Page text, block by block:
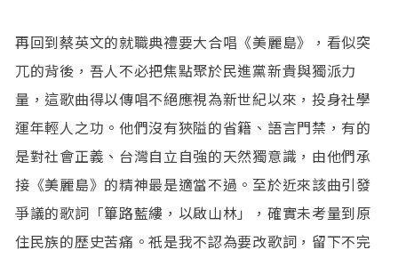
再回到蔡英文的就職典禮要大合唱《美麗島》，看似突
兀的背後，吾人不必把焦點聚於民進黨新貴與獨派力
量，這歌曲得以傳唱不絕應視為新世紀以來，投身社學
運年輕人之功。他們沒有狹隘的省籍、語言門禁，有的
是對社會正義、台灣自立自強的天然獨意識，由他們承
接《美麗島》的精神最是適當不過。至於近來該曲引發
爭議的歌詞「篳路藍縷，以啟山林」，確實未考量到原
住民族的歷史苦痛。祇是我不認為要改歌詞，留下不完